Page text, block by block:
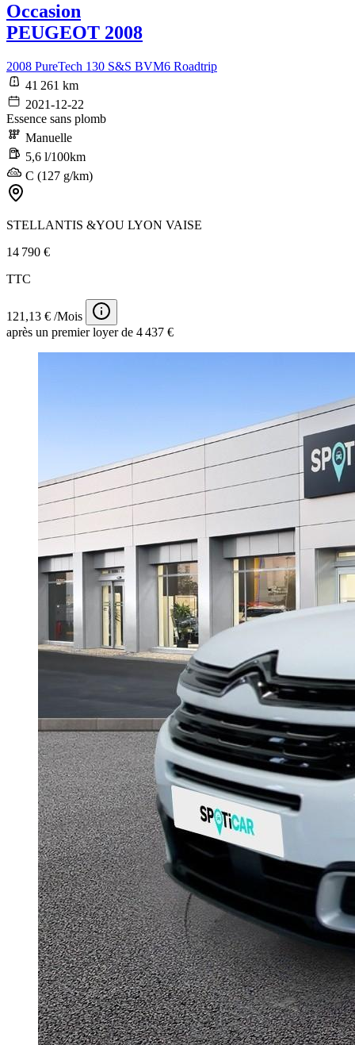
Occasion
PEUGEOT 2008
2008 PureTech 130 S&S BVM6 Roadtrip
41 261 km
2021-12-22
Essence sans plomb
Manuelle
5,6 l/100km
C (127 g/km)
STELLANTIS &YOU LYON VAISE
14 790 €
TTC
121,13 € /Mois
après un premier loyer de 4 437 €